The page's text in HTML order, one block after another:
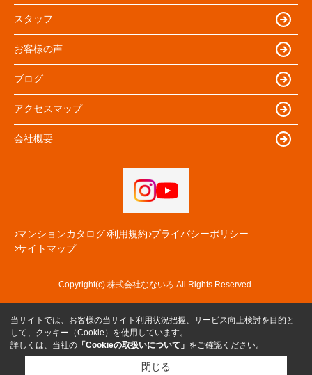
スタッフ
お客様の声
ブログ
アクセスマップ
会社概要
マンションカタログ 利用規約 プライバシーポリシー
サイトマップ
Copyright(c) 株式会社なないろ All Rights Reserved.
当サイトでは、お客様の当サイト利用状況把握、サービス向上検討を目的と
して、クッキー（Cookie）を使用しています。
詳しくは、当社の 「Cookieの取扱いについて」 をご確認ください。
閉じる